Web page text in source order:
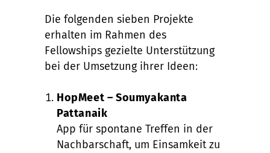
Die folgenden sieben Projekte
erhalten im Rahmen des
Fellowships gezielte Unterstützung
bei der Umsetzung ihrer Ideen:
HopMeet – Soumyakanta
Pattanaik
App für spontane Treffen in der
Nachbarschaft, um Einsamkeit zu